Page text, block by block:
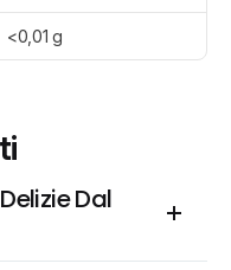
<0,01 g
Dal